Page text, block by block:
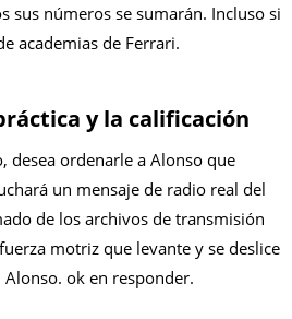
sus números se sumarán. Incluso si
academias de Ferrari.
y la calificación
desea ordenarle a Alonso que
un mensaje de radio real del
de los archivos de transmisión
motriz que levante y se deslice
ok en responder.